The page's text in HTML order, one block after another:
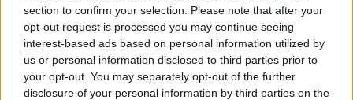
section to confirm your selection. Please note that after your
opt-out request is processed you may continue seeing
interest-based ads based on personal information utilized by
us or personal information disclosed to third parties prior to
your opt-out. You may separately opt-out of the further
disclosure of your personal information by third parties on the
Τρίτη, 13 Δεκεμβρίου 2022, 13:48
Ο Ιατρικός Σύλλογος Πειραιά για τα
διαγνωστικά τεστ γρίπης στα φαρμακεία